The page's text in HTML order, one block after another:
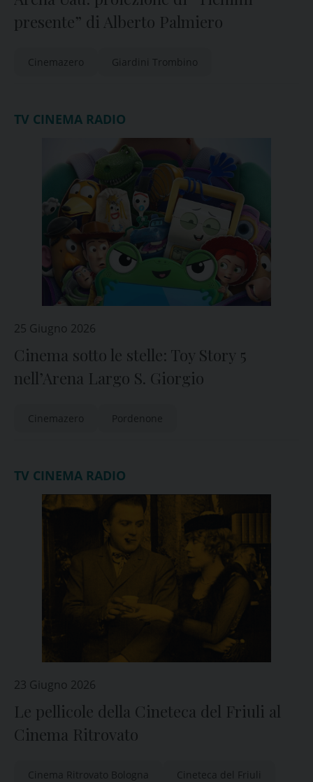
presente” di Alberto Palmiero
Cinemazero Giardini Trombino
TV CINEMA RADIO
25 Giugno 2026
Cinema sotto le stelle: Toy Story 5
nell’Arena Largo S. Giorgio
Cinemazero Pordenone
TV CINEMA RADIO
23 Giugno 2026
Le pellicole della Cineteca del Friuli al
Cinema Ritrovato
Cinema Ritrovato Bologna Cineteca del Friuli